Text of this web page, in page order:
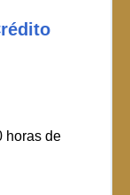
horas de